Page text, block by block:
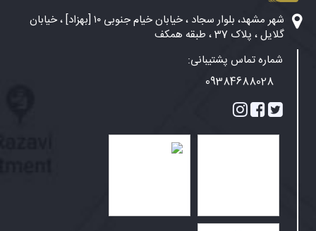
شهر مشهد، بلوار سجاد ، خیابان خیام جنوبی ۱۰ [بهزاد] ، خیابان
گلایل ، پلاک 37 ، طبقه همکف
شماره تماس پشتیبانی:
09384688028